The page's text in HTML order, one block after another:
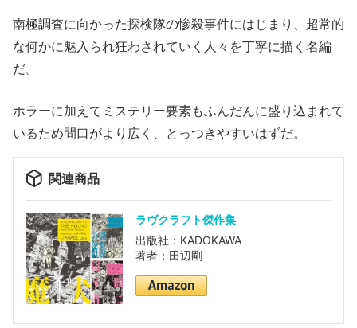
南極調査に向かった探検隊の惨殺事件にはじまり、超常的
な何かに魅入られ狂わされていく人々を丁寧に描く名編
だ。
ホラーに加えてミステリー要素もふんだんに盛り込まれて
いるため間口がより広く、とっつきやすいはずだ。
関連商品
ラヴクラフト傑作集
出版社：KADOKAWA
著者：田辺剛